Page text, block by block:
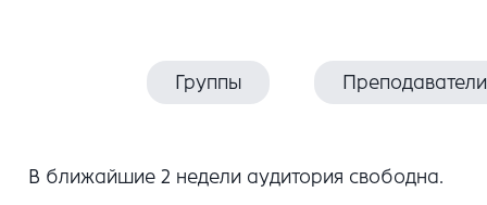
Группы Преподаватели
В ближайшие 2 недели аудитория свободна.